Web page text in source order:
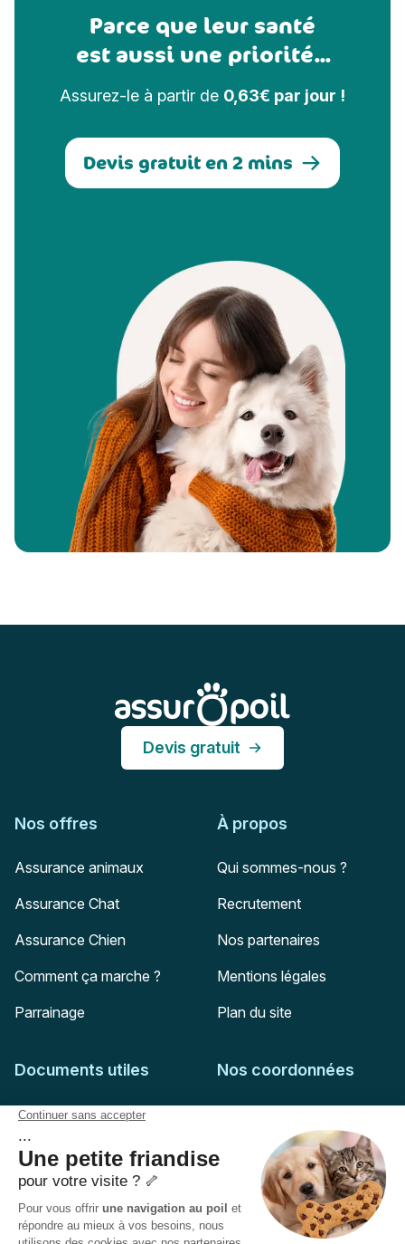
Parce que leur santé
est aussi une priorité...
Assurez-le à partir de 0,63€ par jour !
Devis gratuit en 2 mins
Devis gratuit
Nos offres
Assurance animaux
Assurance Chat
Assurance Chien
Comment ça marche ?
Parrainage
À propos
Qui sommes-nous ?
Recrutement
Nos partenaires
Mentions légales
Plan du site
Documents utiles
Feuille de soins
Conditions générales
Politique de confidentialité
Politique des Cookies
Nos coordonnées
51-55 rue Hoche
94767
Ivry-sur-Seine
Pas encore client ?
Mail :
adhesion@assuropoil.com
Tel :
01 77 94 89 02